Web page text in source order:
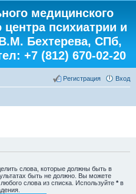
медицинского
центра психиатрии и
Бехтерева, СПб,
+7 (812) 670-02-20
Вход
Регистрация
слова, которые должны быть в
быть не должно. Вы можете
слова из списка. Используйте * в